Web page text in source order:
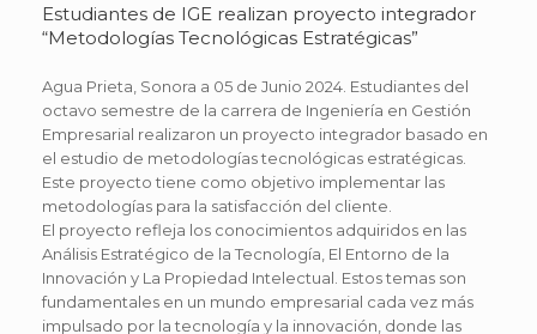
Estudiantes de IGE realizan proyecto integrador
“Metodologías Tecnológicas Estratégicas”
Agua Prieta, Sonora a 05 de Junio 2024. Estudiantes del
octavo semestre de la carrera de Ingeniería en Gestión
Empresarial realizaron un proyecto integrador basado en
el estudio de metodologías tecnológicas estratégicas.
Este proyecto tiene como objetivo implementar las
metodologías para la satisfacción del cliente.
El proyecto refleja los conocimientos adquiridos en las
Análisis Estratégico de la Tecnología, El Entorno de la
Innovación y La Propiedad Intelectual. Estos temas son
fundamentales en un mundo empresarial cada vez más
impulsado por la tecnología y la innovación, donde las